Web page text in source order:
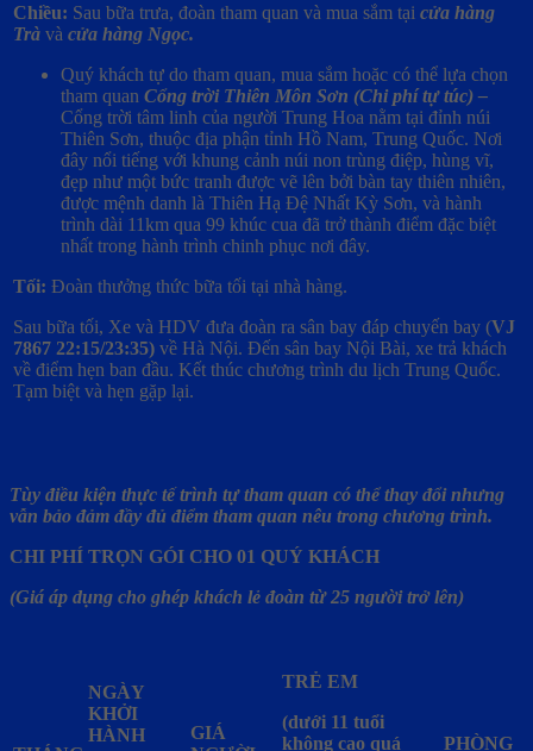
Chiều: Sau bữa trưa, đoàn tham quan và mua sắm tại cửa hàng
Trà và cửa hàng Ngọc.
Quý khách tự do tham quan, mua sắm hoặc có thể lựa chọn
tham quan Cổng trời Thiên Môn Sơn (Chi phí tự túc) –
Cổng trời tâm linh của người Trung Hoa nằm tại đỉnh núi
Thiên Sơn, thuộc địa phận tỉnh Hồ Nam, Trung Quốc. Nơi
đây nổi tiếng với khung cảnh núi non trùng điệp, hùng vĩ,
đẹp như một bức tranh được vẽ lên bởi bàn tay thiên nhiên,
được mệnh danh là Thiên Hạ Đệ Nhất Kỳ Sơn, và hành
trình dài 11km qua 99 khúc cua đã trở thành điểm đặc biệt
nhất trong hành trình chinh phục nơi đây.
Tối: Đoàn thưởng thức bữa tối tại nhà hàng.
Sau bữa tối, Xe và HDV đưa đoàn ra sân bay đáp chuyến bay (VJ
7867 22:15/23:35) về Hà Nội. Đến sân bay Nội Bài, xe trả khách
về điểm hẹn ban đầu. Kết thúc chương trình du lịch Trung Quốc.
Tạm biệt và hẹn gặp lại.
Tùy điều kiện thực tế trình tự tham quan có thể thay đổi nhưng
vẫn bảo đảm đầy đủ điểm tham quan nêu trong chương trình.
CHI PHÍ TRỌN GÓI CHO 01 QUÝ KHÁCH
(Giá áp dụng cho ghép khách lẻ đoàn từ 25 người trở lên)
NGÀY
KHỞI
HÀNH
GIÁ
TRẺ EM
(dưới 11 tuổi
không cao quá
PHÒNG